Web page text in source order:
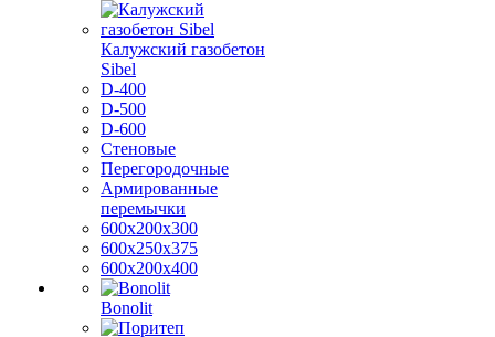
Калужский газобетон
Sibel
D-400
D-500
D-600
Стеновые
Перегородочные
Армированные
перемычки
600х200х300
600х250х375
600х200х400
Bonolit